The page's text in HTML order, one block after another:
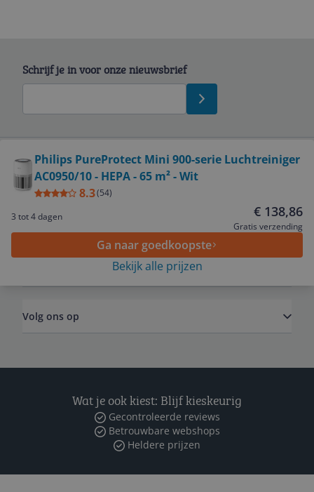
Philips PureProtect Mini 900-serie Luchtreiniger
AC0950/10 - HEPA - 65 m² - Wit
8.3(54)
3 tot 4 dagen
€ 138,86
Gratis verzending
Ga naar goedkoopste
Bekijk alle prijzen
Schrijf je in voor onze nieuwsbrief
Service
Algemeen
Volg ons op
Wat je ook kiest: Blijf kieskeurig
Gecontroleerde reviews
Betrouwbare webshops
Heldere prijzen